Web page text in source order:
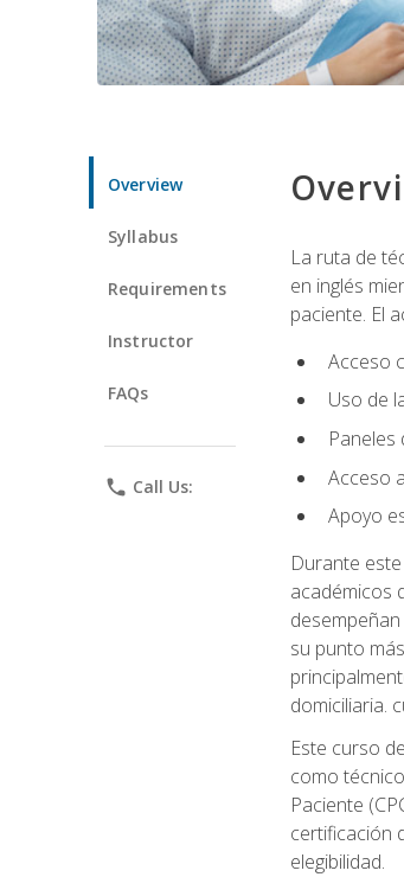
Overview
Syllabus
Requirements
Instructor
FAQs
phone Call Us:
La ruta de
en inglés
paciente. El
Acceso
Uso de
Acceso
Apoyo
Durante
académicos
su punto
domiciliaria.
Este curso de
como
Paciente
certificación
elegibilidad.